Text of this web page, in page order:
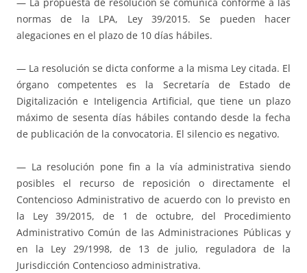
— La propuesta de resolución se comunica conforme a las
normas de la LPA, Ley 39/2015. Se pueden hacer
alegaciones en el plazo de 10 días hábiles.
— La resolución se dicta conforme a la misma Ley citada. El
órgano competentes es la Secretaría de Estado de
Digitalización e Inteligencia Artificial, que tiene un plazo
máximo de sesenta días hábiles contando desde la fecha
de publicación de la convocatoria. El silencio es negativo.
— La resolución pone fin a la vía administrativa siendo
posibles el recurso de reposición o directamente el
Contencioso Administrativo de acuerdo con lo previsto en
la Ley 39/2015, de 1 de octubre, del Procedimiento
Administrativo Común de las Administraciones Públicas y
en la Ley 29/1998, de 13 de julio, reguladora de la
Jurisdicción Contencioso administrativa.